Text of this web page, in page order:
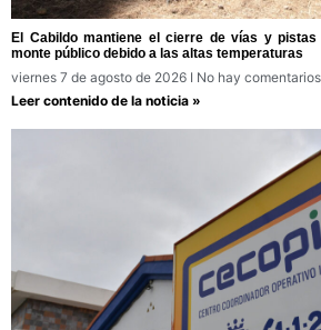
El Cabildo mantiene el cierre de vías y
monte público debido a las altas temperaturas
viernes 7 de agosto de 2026
No hay comentarios
Leer contenido de la noticia »